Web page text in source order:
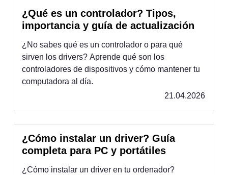
¿Qué es un controlador? Tipos,
importancia y guía de actualización
¿No sabes qué es un controlador o para qué
sirven los drivers? Aprende qué son los
controladores de dispositivos y cómo mantener tu
computadora al día.
21.04.2026
¿Cómo instalar un driver? Guía
completa para PC y portátiles
¿Cómo instalar un driver en tu ordenador?